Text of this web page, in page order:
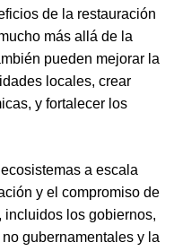
de la restauración
más allá de la
pueden mejorar la
locales, crear
y fortalecer los
a escala
y el compromiso de
incluidos los gobiernos,
gubernamentales y la